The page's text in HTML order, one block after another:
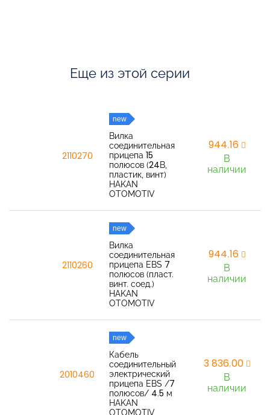
Еще из этой серии
2110270
new
Вилка
соединительная
прицепа 15
полюсов (24В,
пластик, винт)
HAKAN
OTOMOTIV
944,16
В
наличии
2110260
new
Вилка
соединительная
прицепа EBS 7
полюсов (пласт.
винт. соед.)
HAKAN
OTOMOTIV
944,16
В
наличии
2010460
new
Кабель
соединительный
электрический
прицепа EBS /7
полюсов/ 4.5 м
HAKAN
OTOMOTIV
3 836,00
В
наличии